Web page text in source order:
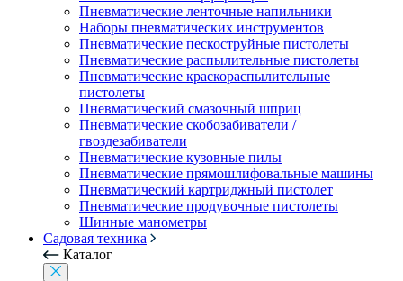
Пневматические ленточные напильники
Наборы пневматических инструментов
Пневматические пескоструйные пистолеты
Пневматические распылительные пистолеты
Пневматические краскораспылительные
пистолеты
Пневматический смазочный шприц
Пневматические скобозабиватели /
гвоздезабиватели
Пневматические кузовные пилы
Пневматические прямошлифовальные машины
Пневматический картриджный пистолет
Пневматические продувочные пистолеты
Шинные манометры
Садовая техника
Каталог